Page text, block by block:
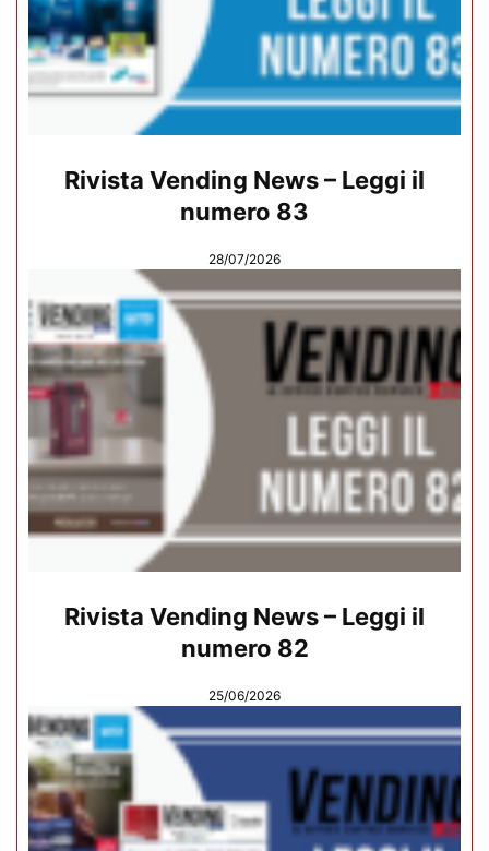
Rivista Vending News – Leggi il
numero 83
28/07/2026
Rivista Vending News – Leggi il
numero 82
25/06/2026